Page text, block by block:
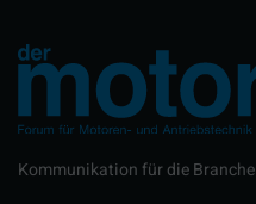
Kommunikation für die Branche